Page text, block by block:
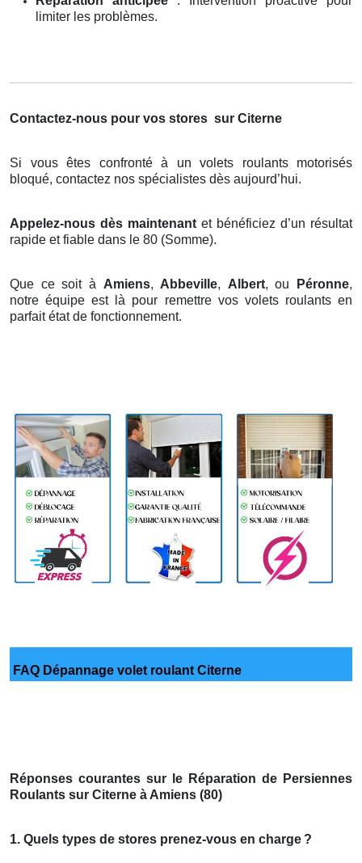
limiter les problèmes.
Contactez-nous pour vos stores sur Citerne
Si vous êtes confronté à un volets roulants motorisés
bloqué, contactez nos spécialistes dès aujourd’hui.
Appelez-nous dès maintenant et bénéficiez d’un résultat
rapide et fiable dans le 80 (Somme).
Que ce soit à Amiens, Abbeville, Albert, ou Péronne,
notre équipe est là pour remettre vos volets roulants en
parfait état de fonctionnement.
FAQ Dépannage volet roulant Citerne
Réponses courantes sur le Réparation de Persiennes
Roulants sur Citerne à Amiens (80)
1. Quels types de stores prenez-vous en charge ?